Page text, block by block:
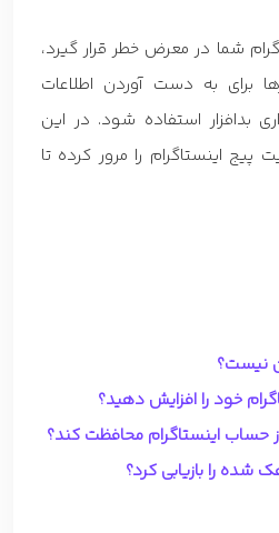
شما در معرض خطر قرار گیرد،
به دست آوردن اطلاعات
بدافزار استفاده شود. در این
اینستاگرام را مرور کرده تا
نیست؟
خود را افزایش دهید؟
از حساب اینستاگرام محافظت کند؟
شده را بازیابی کرد؟